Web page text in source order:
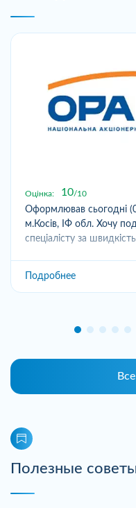
Оцінка: 10 10
Оформлював сьогодні
м.Косів, ІФ обл. Хочу
спеціалісту за
Подробнее
Полезные